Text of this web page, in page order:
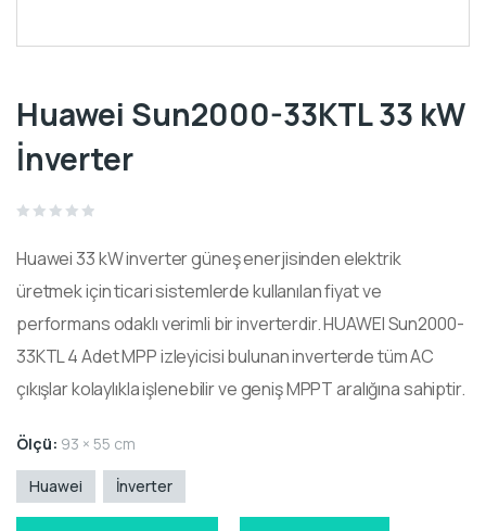
Huawei Sun2000-33KTL 33 kW
İnverter
out
5
Huawei 33 kW inverter güneş enerjisinden elektrik
üretmek için ticari sistemlerde kullanılan fiyat ve
performans odaklı verimli bir inverterdir. HUAWEI Sun2000-
33KTL 4 Adet MPP izleyicisi bulunan inverterde tüm AC
çıkışlar kolaylıkla işlenebilir ve geniş MPPT aralığına sahiptir.
Ölçü: 93 × 55 cm
Huawei İnverter